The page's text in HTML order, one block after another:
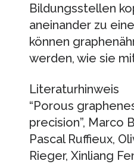
Bildungsstellen
aneinander zu
können
werden, wie sie
Literaturhinweis
“Porous
precision”, Marco
Pascal Ruffieux,
Rieger, Xinliang